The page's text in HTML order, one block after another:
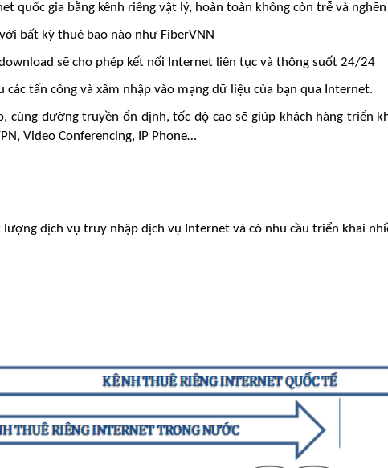
quốc gia bằng kênh riêng vật lý, hoàn toàn không còn trễ và nghẽn
bất kỳ thuê bao nào như FiberVNN
sẽ cho phép kết nối Internet liên tục và thông suốt 24/24
tấn công và xâm nhập vào mạng dữ liệu của bạn qua Internet.
cùng đường truyền ổn định, tốc độ cao sẽ giúp khách hàng triển
Video Conferencing, IP Phone…
lượng dịch vụ truy nhập dịch vụ Internet và có nhu cầu triển khai